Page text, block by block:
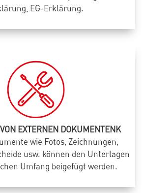
EG-Erklärung.
EXTERNEN DOKUMENTENK
wie Fotos, Zeichnungen,
usw. können den Unterlagen
Umfang beigefügt werden.